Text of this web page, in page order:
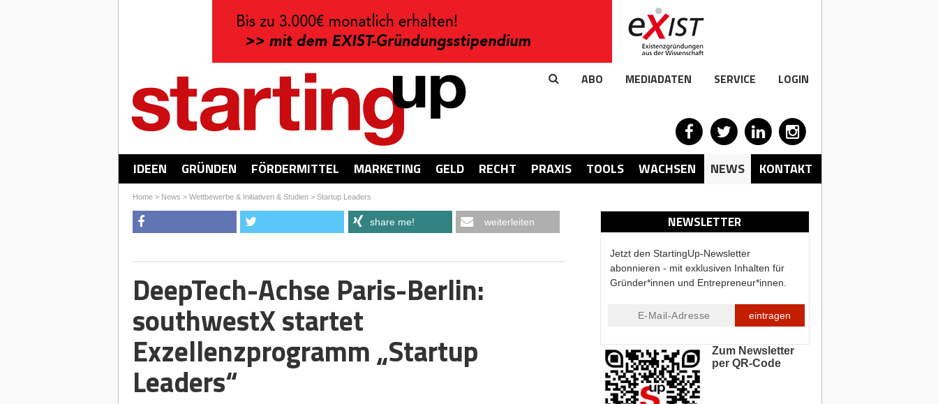
ABO MEDIADATEN SERVICE LOGIN
IDEEN GRÜNDEN FÖRDERMITTEL MARKETING GELD RECHT PRAXIS TOOLS WACHSEN NEWS KONTAKT
Home> News > Wettbewerbe & Initiativen & Studien> Startup Leaders
NEWSLETTER
Jetzt den StartingUp-Newsletter
abonnieren - mit exklusiven Inhalten für
Gründer*innen und Entrepreneur*innen.
eintragen
Zum Newsletter
per QR-Code
share me! weiterleiten
DeepTech-Achse Paris-Berlin:
southwestX startet
Exzellenzprogramm „Startup
Leaders“